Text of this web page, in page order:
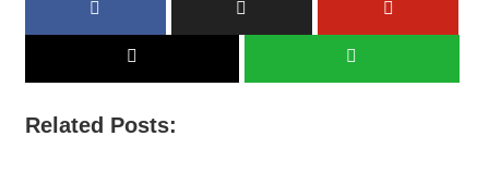
Related Posts: